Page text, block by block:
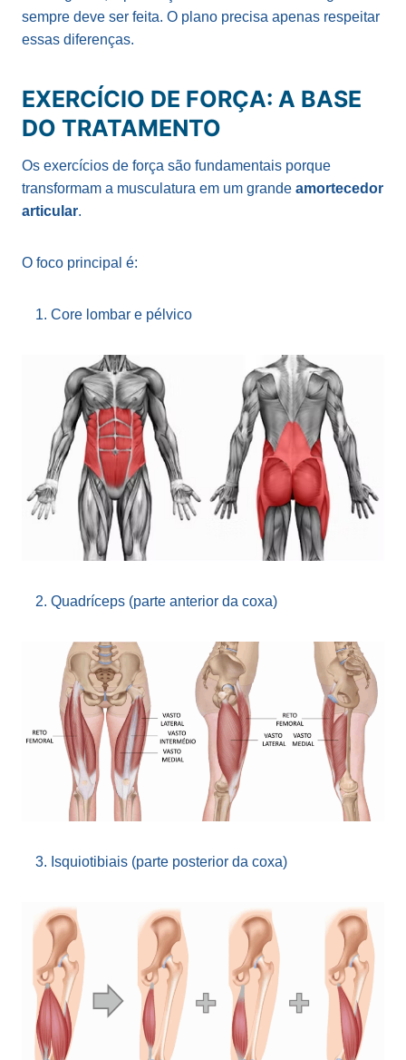
sempre deve ser feita. O plano precisa apenas respeitar
essas diferenças.
EXERCÍCIO DE FORÇA: A BASE
DO TRATAMENTO
Os exercícios de força são fundamentais porque
transformam a musculatura em um grande amortecedor
articular.
O foco principal é:
Core lombar e pélvico
Quadríceps (parte anterior da coxa)
Isquiotibiais (parte posterior da coxa)